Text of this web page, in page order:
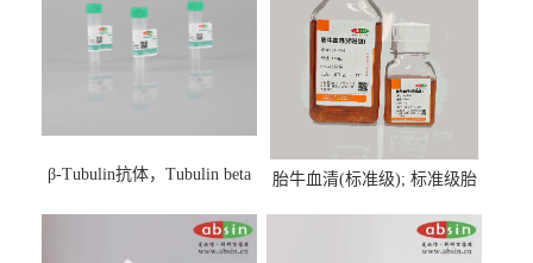
β-Tubulin抗体，Tubulin beta
胎牛血清(标准级); 标准级胎